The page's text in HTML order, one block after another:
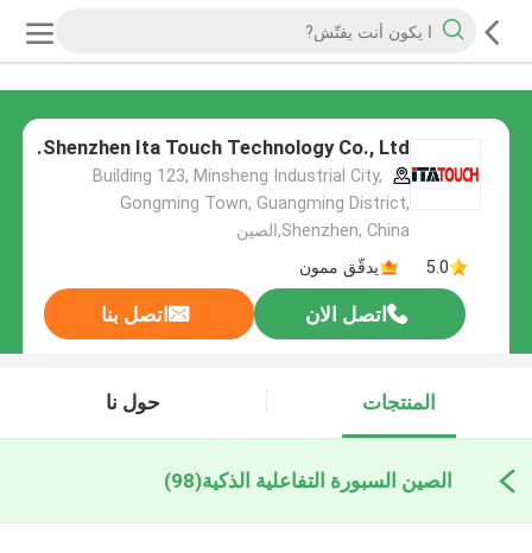
Shenzhen Ita Touch Technology Co., Ltd.
Building 123, Minsheng Industrial City,
Gongming Town, Guangming District,
Shenzhen, China,الصين
5.0
يدقّق ممون
اتصل الان اتصل بنا
المنتجات حول نا
الصين السبورة التفاعلية الذكية(98)